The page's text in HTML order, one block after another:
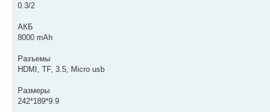
0.3/2
АКБ
8000 mAh
Разъемы
HDMI, TF, 3.5, Micro usb
Размеры
242*189*9.9